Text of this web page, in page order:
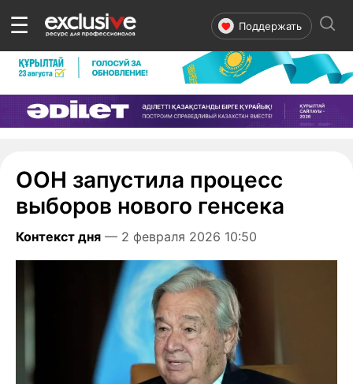
☰ Поддержать
ООН запустила процесс
выборов нового генсека
Контекст дня — 2 февраля 2026 10:50